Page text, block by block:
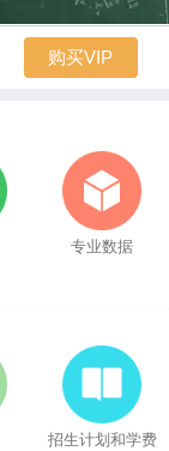
购买VIP
专业数据
招生计划和学费